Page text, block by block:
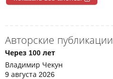
Авторские публикации
Через 100 лет
Владимир Чекун
9 августа 2026